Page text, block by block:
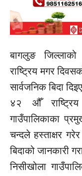
बागलुङ
राष्ट्रिय मगर
सार्वजनिक बिदा
४२ औँ
गाउँपालिकाका
चन्दले हस्ताक्षर
बिदाको जानकारी
निसीखोला